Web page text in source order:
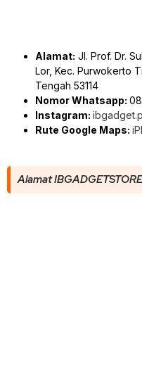
Alamat: Jl. Prof. Dr.
Lor, Kec. Purwokerto
Tengah 53114
Nomor Whatsapp:
Instagram:
Rute Google Maps:
Alamat